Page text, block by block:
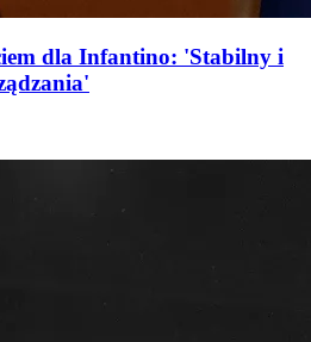
dla Infantino: 'Stabilny i